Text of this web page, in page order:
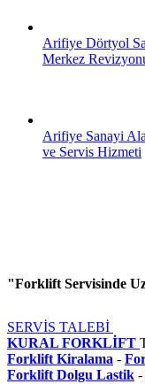
Arifiye Dörtyol
Merkez
Arifiye Sanayi
ve Servis Hizmeti
"Forklift Servisinde
SERVİS TALEBİ
KURAL FORKLİFT
Forklift Kiralama -
Forklift Dolgu Lastik -